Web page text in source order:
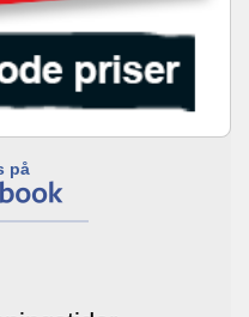
på